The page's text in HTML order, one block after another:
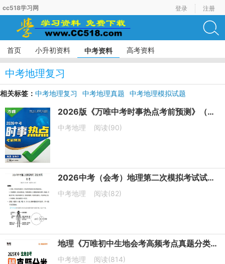
cc518学习网 登录 注册
首页 小升初资料 中考资料 高考资料
中考地理复习
相关标签： 中考地理复习 中考地理真题
中考地理模拟试题
2026版《万唯中考时事热点考前预测》（生物+地理）PDF电子版下载
中考地理 阅读(90)
2026中考（会考）地理第二次模拟考试试卷（北京卷+河北卷）
中考地理 阅读(82)
地理《万唯初中生地会考高频考点真题分类》2025电子版下载打印
中考地理 阅读(814)